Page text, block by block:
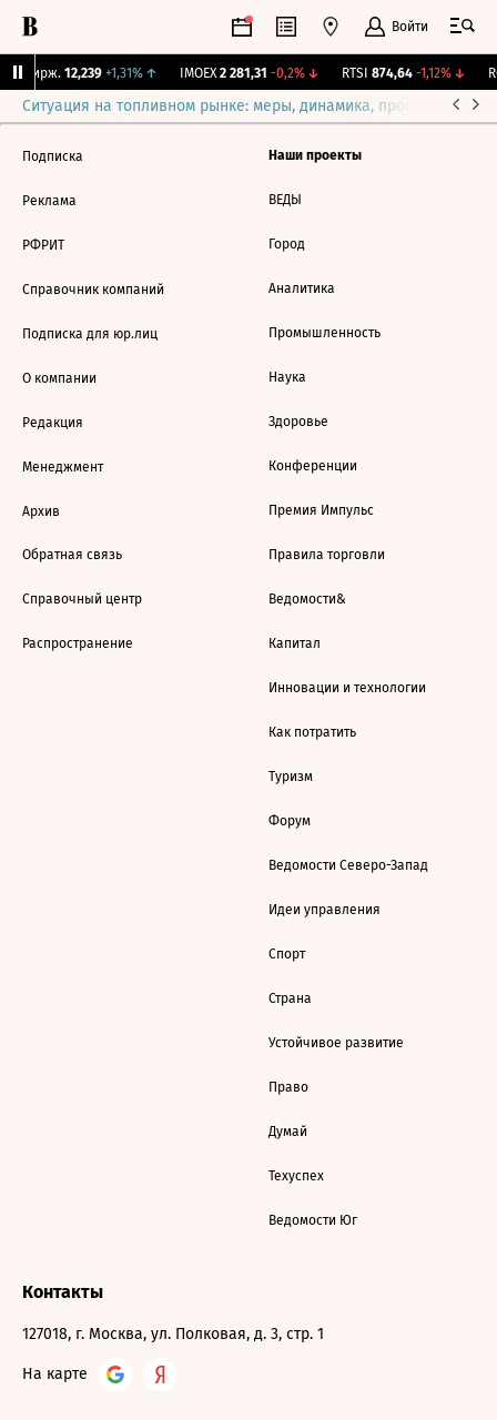
Войти
Бирж. 12,239 +1,31%↑ IMOEX 2 281,31 -0,2%↓ RTSI 874,64 -1,12%↓
Ситуация на топливном рынке: меры, динамика, прогнозы
Подписка
Реклама
РФРИТ
Справочник компаний
Подписка для юр.лиц
О компании
Редакция
Менеджмент
Архив
Обратная связь
Справочный центр
Распространение
Наши проекты
ВЕДЫ
Город
Аналитика
Промышленность
Наука
Здоровье
Конференции
Премия Импульс
Правила торговли
Ведомости&
Капитал
Инновации и технологии
Как потратить
Туризм
Форум
Ведомости Северо-Запад
Идеи управления
Спорт
Страна
Устойчивое развитие
Право
Думай
Техуспех
Ведомости Юг
Контакты
127018, г. Москва, ул. Полковая, д. 3, стр. 1
На карте